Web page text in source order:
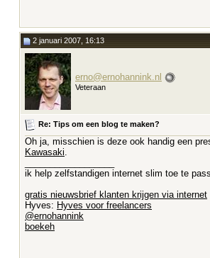
2 januari 2007, 16:13
erno@ernohannink.nl
Veteraan
Re: Tips om een blog te maken?
Oh ja, misschien is deze ook handig een
Kawasaki
ik help zelfstandigen internet slim toe te
gratis nieuwsbrief klanten krijgen via internet
Hyves: Hyves voor freelancers
@ernohannink
boekeh